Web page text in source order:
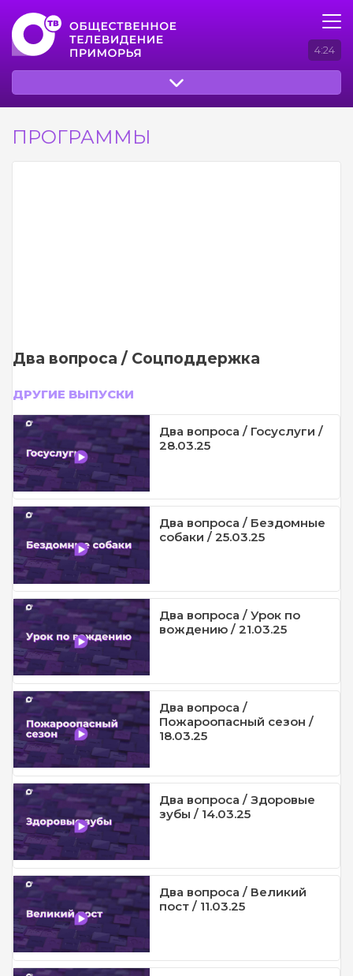
4:24
ПРОГРАММЫ
Два вопроса / Соцподдержка
ДРУГИЕ ВЫПУСКИ
Два вопроса / Госуслуги /
28.03.25
Два вопроса / Бездомные
собаки / 25.03.25
Два вопроса / Урок по
вождению / 21.03.25
Два вопроса /
Пожароопасный сезон /
18.03.25
Два вопроса / Здоровые
зубы / 14.03.25
Два вопроса / Великий
пост / 11.03.25